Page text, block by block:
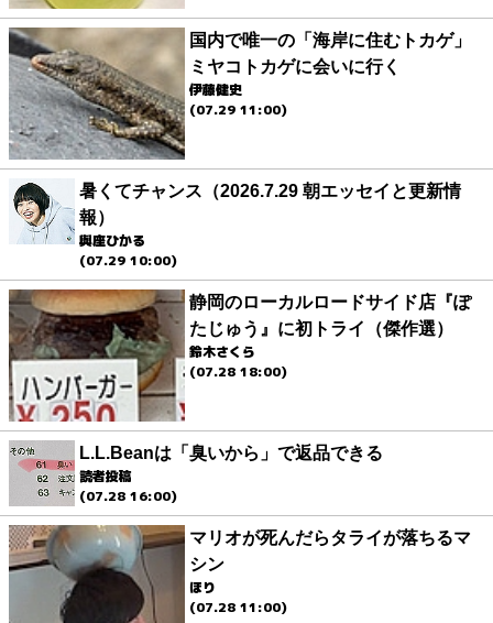
国内で唯一の「海岸に住むトカゲ」
ミヤコトカゲに会いに行く
伊藤健史
(07.29 11:00)
暑くてチャンス（2026.7.29 朝エッセイと更新情
報）
與座ひかる
(07.29 10:00)
静岡のローカルロードサイド店『ぽ
たじゅう』に初トライ（傑作選）
鈴木さくら
(07.28 18:00)
L.L.Beanは「臭いから」で返品できる
読者投稿
(07.28 16:00)
マリオが死んだらタライが落ちるマ
シン
ほり
(07.28 11:00)